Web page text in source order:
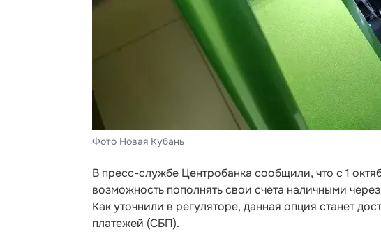
Фото Новая Кубань
В пресс-службе Центробанка сообщили, что с 1
возможность пополнять свои счета наличными
Как уточнили в регуляторе, данная опция станет
платежей (СБП).